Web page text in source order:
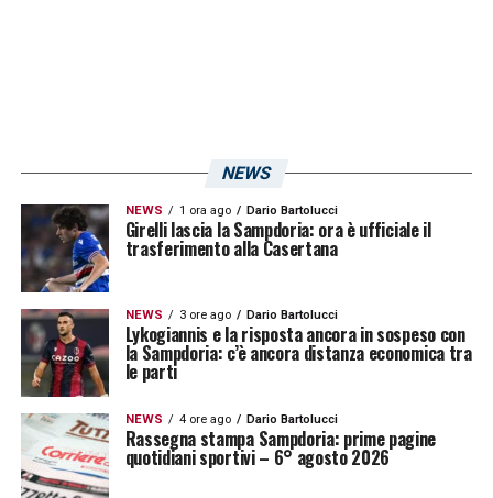
NEWS
NEWS 1 ora ago Dario Bartolucci
Girelli lascia la Sampdoria: ora è ufficiale il
trasferimento alla Casertana
NEWS 3 ore ago Dario Bartolucci
Lykogiannis e la risposta ancora in sospeso con
la Sampdoria: c’è ancora distanza economica tra
le parti
NEWS 4 ore ago Dario Bartolucci
Rassegna stampa Sampdoria: prime pagine
quotidiani sportivi – 6° agosto 2026